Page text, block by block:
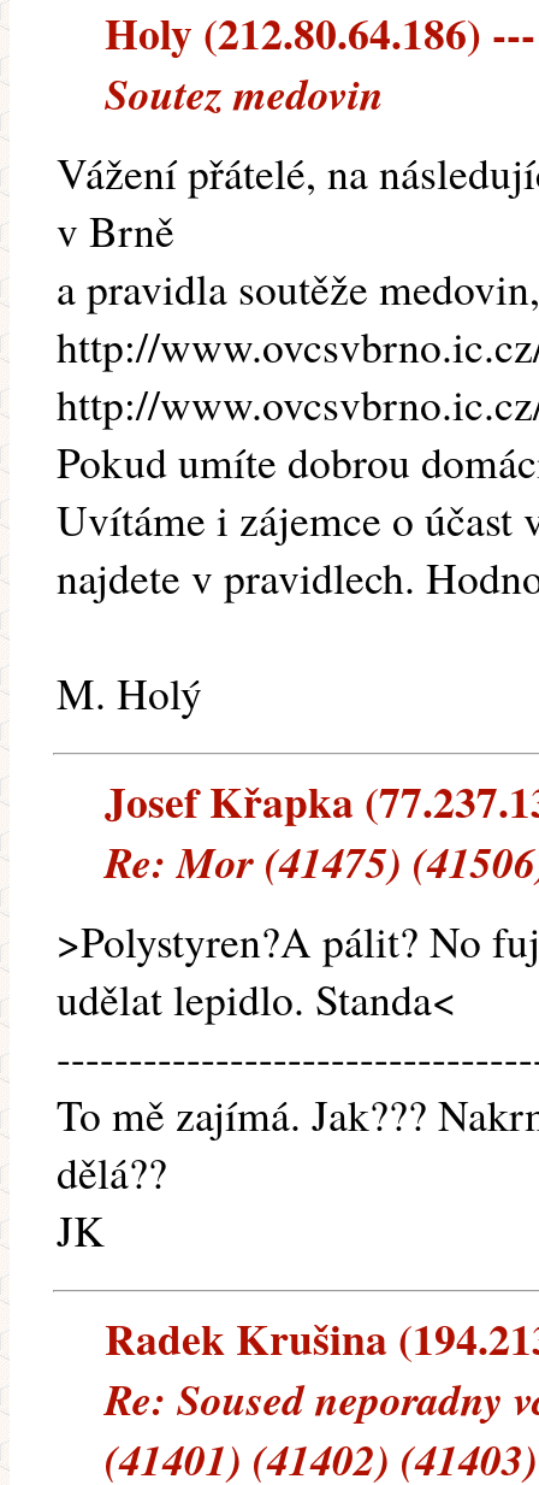
Holy (212.80.64.186)
Soutez medovin
Vážení přátelé, na
v Brně
a pravidla soutěže
http://
http://
Pokud umíte dobrou
Uvítáme i zájemce o
najdete v pravidlech.
M. Holý
Josef Křapka
Re: Mor (41475)
>Polystyren?A pálit? No
udělat lepidlo. Standa<
To mě zajímá. Jak???
dělá??
JK
Radek Krušina
Re: Soused neporadny
(41401) (41402)